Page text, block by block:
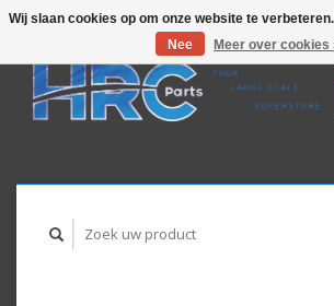
Wij slaan cookies op om onze website te
Nee
Meer over cookies